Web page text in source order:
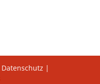
Datenschutz |